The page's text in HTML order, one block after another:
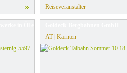
» Reiseveranstalter
AT | Kärnten